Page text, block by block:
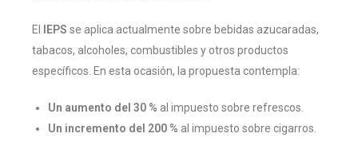
El IEPS se aplica actualmente sobre bebidas azucaradas,
tabacos, alcoholes, combustibles y otros productos
específicos. En esta ocasión, la propuesta contempla:
Un aumento del 30 % al impuesto sobre refrescos.
Un incremento del 200 % al impuesto sobre cigarros.